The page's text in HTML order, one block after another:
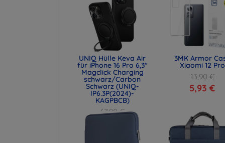
UNIQ Hülle Keva Air
für iPhone 16 Pro 6,3"
Magclick Charging
schwarz/Carbon
Schwarz (UNIQ-
IP6.3P(2024)-
KAGPBCB)
67,90 €
3MK Armor
Xiaomi 12 Pro
13,90 €
5,93 €